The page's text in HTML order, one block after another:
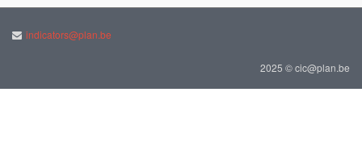
indicators@plan.be
2025 © cic@plan.be